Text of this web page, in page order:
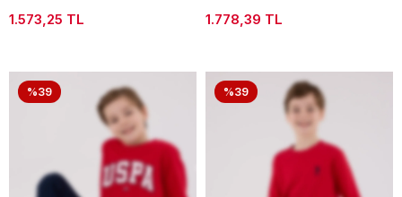
1.573,25 TL 1.778,39 TL
%39 %39